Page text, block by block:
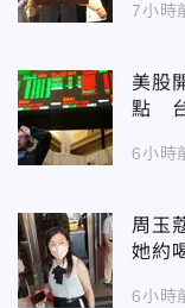
7小時
美股
點 台
6小時
周玉
她約
6小時